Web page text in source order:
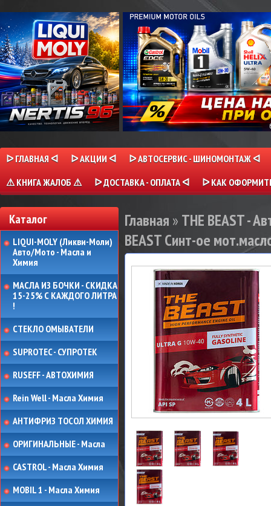
ᐅ ГЛАВНАЯ ᐊ ᐅ АКЦИИ ᐊ
ᐅ АВТОСЕРВИС - ШИНОМОНТАЖ ᐊ
⚠ КНИГА ЖАЛОБ ⚠
ᐅ ДОСТАВКА - ОПЛАТА ᐊ ᐅ КАК
Каталог
LIQUI-MOLY (Ликви-Моли)
Авто/Мото - Масла и
Химия
МАСЛА ИЗ БОЧКИ - СКИДКА
15-25% С КАЖДОГО ЛИТРА
!
СТЕКЛО ОМЫВАТЕЛИ
SUPROTEC - СУПРОТЕК
RUSEFF - АВТОХИМИЯ
Rein Well - Масла Химия
АНТИФРИЗ ТОСОЛ ХИМИЯ
ОРИГИНАЛЬНЫЕ - Масла
CASTROL - Масла Химия
MOBIL 1 - Масла Химия
Главная » THE BEAST -
BEAST Синт-ое